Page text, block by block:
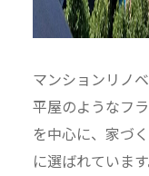
マンションリノ
平屋のようなフ
を中心に、家づ
に選ばれています